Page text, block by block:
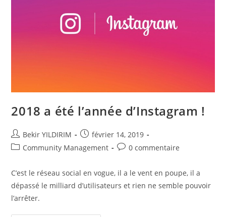
2018 a été l’année d’Instagram !
Auteur/autrice
de
Bekir YILDIRIM
Publication
publiée :
février 14, 2019
PostCommunity Management
Commentaires
la
publication :
0 commentaire
C’est le réseau social en vogue, il a le vent en poupe, il a
dépassé le milliard d’utilisateurs et rien ne semble pouvoir
l’arrêter.